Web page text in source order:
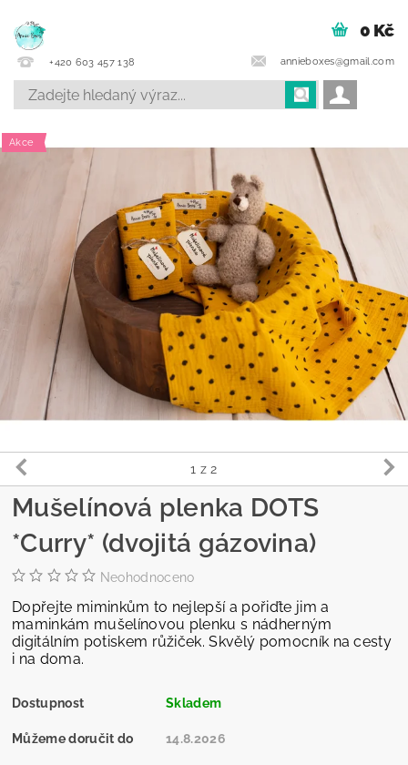
+420 603 457 138 annieboxes@gmail.com
0 Kč
Akce
1 z 2
Mušelínová plenka DOTS
*Curry* (dvojitá gázovina)
Neohodnoceno
Dopřejte miminkům to nejlepší a pořiďte jim a
maminkám mušelínovou plenku s nádherným
digitálním potiskem růžiček. Skvělý pomocník na cesty
i na doma.
Dostupnost Skladem
Můžeme doručit do 14.8.2026